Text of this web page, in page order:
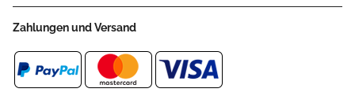
Zahlungen und Versand